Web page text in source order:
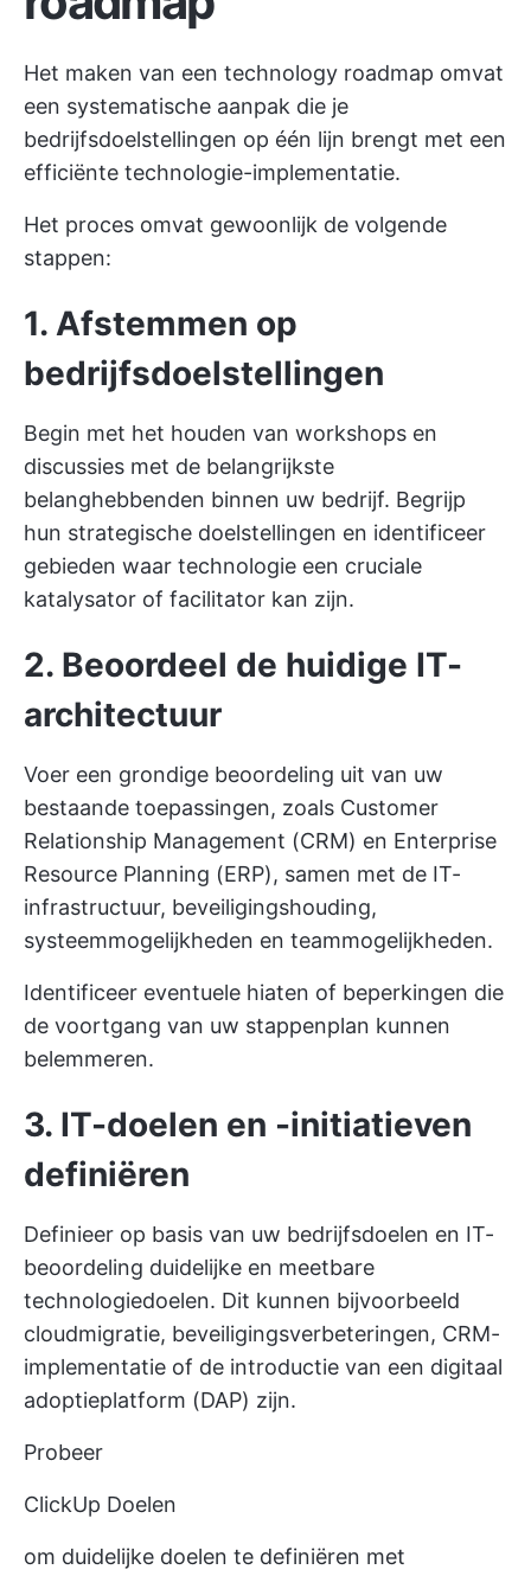
Het maken van een technology roadmap omvat
een systematische aanpak die je
bedrijfsdoelstellingen op één lijn brengt met een
efficiënte technologie-implementatie.
Het proces omvat gewoonlijk de volgende
stappen:
1. Afstemmen op
bedrijfsdoelstellingen
Begin met het houden van workshops en
discussies met de belangrijkste
belanghebbenden binnen uw bedrijf. Begrijp
hun strategische doelstellingen en identificeer
gebieden waar technologie een cruciale
katalysator of facilitator kan zijn.
2. Beoordeel de huidige IT-
architectuur
Voer een grondige beoordeling uit van uw
bestaande toepassingen, zoals Customer
Relationship Management (CRM) en Enterprise
Resource Planning (ERP), samen met de IT-
infrastructuur, beveiligingshouding,
systeemmogelijkheden en teammogelijkheden.
Identificeer eventuele hiaten of beperkingen die
de voortgang van uw stappenplan kunnen
belemmeren.
3. IT-doelen en -initiatieven
definiëren
Definieer op basis van uw bedrijfsdoelen en IT-
beoordeling duidelijke en meetbare
technologiedoelen. Dit kunnen bijvoorbeeld
cloudmigratie, beveiligingsverbeteringen, CRM-
implementatie of de introductie van een digitaal
adoptieplatform (DAP) zijn.
Probeer
ClickUp Doelen
om duidelijke doelen te definiëren met